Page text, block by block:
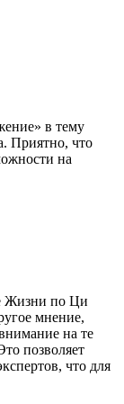
в тему
Приятно, что
на
Жизни по Ци
мнение,
на те
позволяет
что для